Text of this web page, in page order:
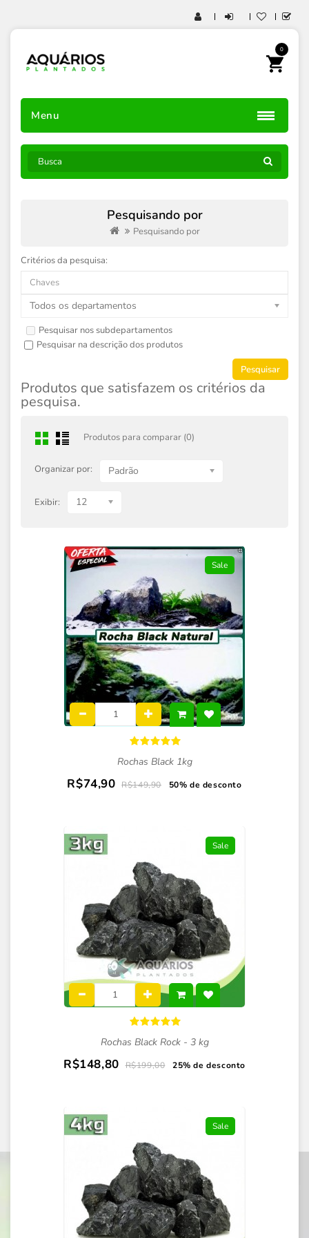
0
Menu
Pesquisando por
Pesquisando por
Critérios da pesquisa:
Todos os departamentos
Pesquisar nos subdepartamentos
Pesquisar na descrição dos produtos
Produtos que satisfazem os critérios da
pesquisa.
Produtos para comparar (0)
Organizar por: Padrão
Exibir: 12
Sale
Rochas Black 1kg
R$74,90 R$149,90 50% de desconto
Sale
Rochas Black Rock - 3 kg
R$148,80 R$199,00 25% de desconto
Sale